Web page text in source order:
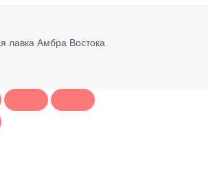
лавка Амбра Востока